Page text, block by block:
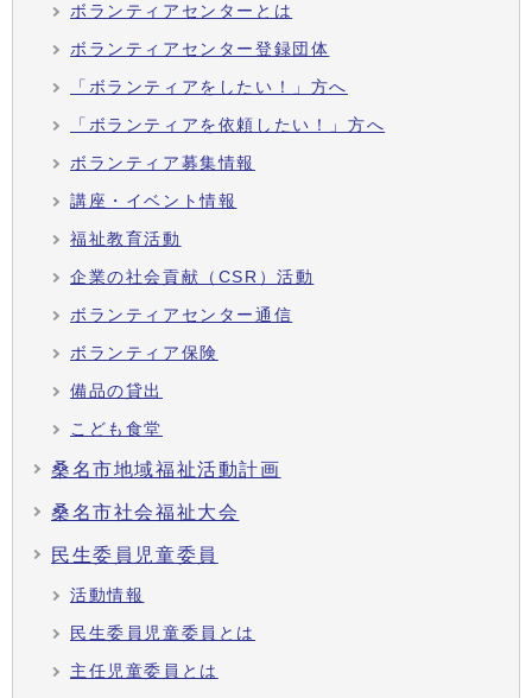
ボランティアセンターとは
ボランティアセンター登録団体
「ボランティアをしたい！」方へ
「ボランティアを依頼したい！」方へ
ボランティア募集情報
講座・イベント情報
福祉教育活動
企業の社会貢献（CSR）活動
ボランティアセンター通信
ボランティア保険
備品の貸出
こども食堂
桑名市地域福祉活動計画
桑名市社会福祉大会
民生委員児童委員
活動情報
民生委員児童委員とは
主任児童委員とは